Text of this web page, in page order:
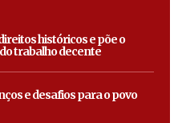
históricos e põe o
trabalho decente
e desafios para o povo